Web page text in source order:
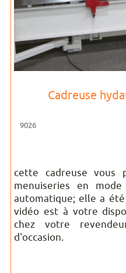
Cadreuse
9026
cette cadreuse vous
menuiseries en
automatique; elle a
vidéo est à votre
chez votre
d'occasion.